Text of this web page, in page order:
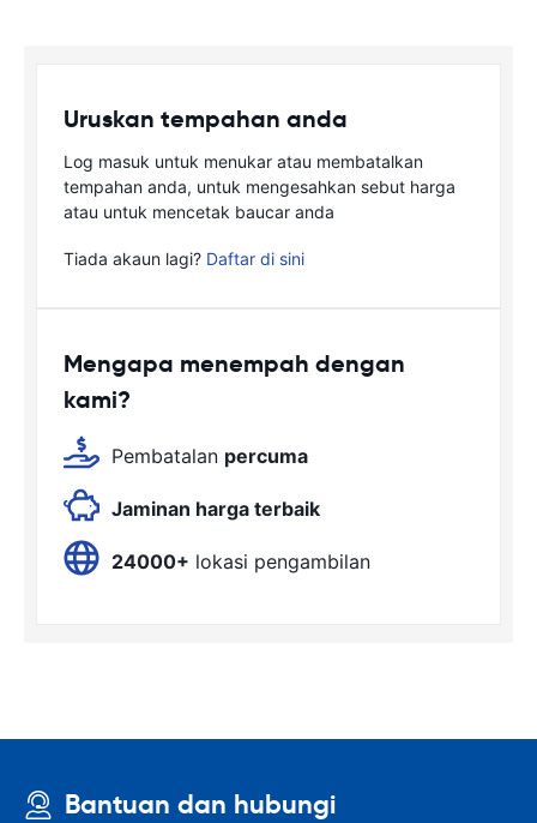
Uruskan tempahan anda
Log masuk untuk menukar atau membatalkan
tempahan anda, untuk mengesahkan sebut harga
atau untuk mencetak baucar anda
Tiada akaun lagi? Daftar di sini
Mengapa menempah dengan
kami?
Pembatalan percuma
Jaminan harga terbaik
24000+ lokasi pengambilan
Bantuan dan hubungi